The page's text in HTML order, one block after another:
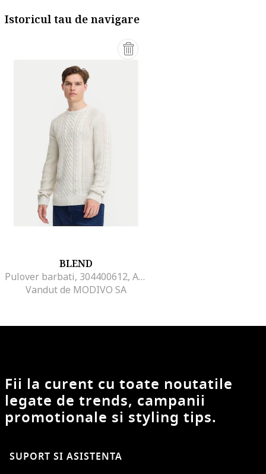
Istoricul tau de navigare
BLEND
Pulover barbati, 304400612, Acril/Bumbac, Bej, Bej
Vandut de MODIVO SA
Fii la curent cu toate noutatile
legate de trends, campanii
promotionale si styling tips.
SUPORT SI ASISTENTA